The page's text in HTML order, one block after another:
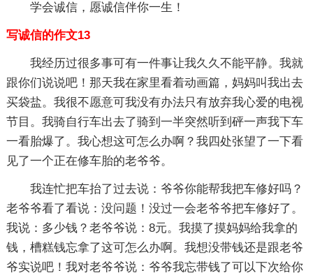
学会诚信，愿诚信伴你一生！
写诚信的作文13
我经历过很多事可有一件事让我久久不能平静。我就
跟你们说说吧！那天我在家里看着动画篇，妈妈叫我出去
买袋盐。我很不愿意可我没有办法只有放弃我心爱的电视
节目。我骑自行车出去了骑到一半突然听到砰一声我下车
一看胎爆了。我心想这可怎么办啊？我四处张望了一下看
见了一个正在修车胎的老爷爷。
我连忙把车抬了过去说：爷爷你能帮我把车修好吗？
老爷爷看了看说：没问题！没过一会老爷爷把车修好了。
我说：多少钱？老爷爷说：8元。我摸了摸妈妈给我拿的
钱，槽糕钱忘拿了这可怎么办啊。我想没带钱还是跟老爷
爷实说吧！我对老爷爷说：爷爷我忘带钱了可以下次给你